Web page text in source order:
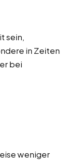
sein,
in Zeiten
bei
weniger